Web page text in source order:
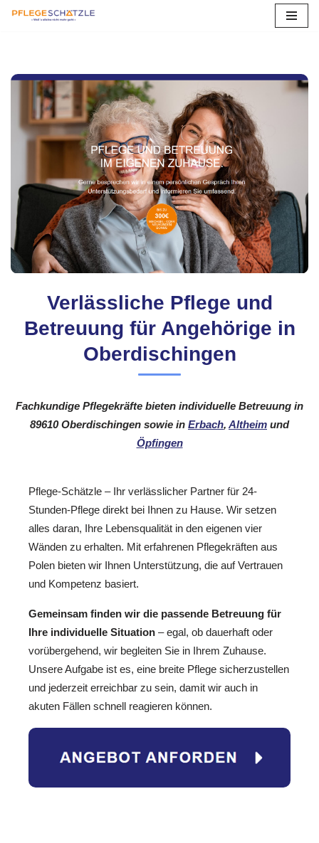
springen
Verlässliche Pflege und
Betreuung für Angehörige in
Oberdischingen
Fachkundige Pflegekräfte bieten individuelle Betreuung in
89610 Oberdischingen sowie in Erbach, Altheim und
Öpfingen
Pflege-Schätzle – Ihr verlässlicher Partner für 24-
Stunden-Pflege direkt bei Ihnen zu Hause. Wir setzen
alles daran, Ihre Lebensqualität in den eigenen vier
Wänden zu erhalten. Mit erfahrenen Pflegekräften aus
Polen bieten wir Ihnen Unterstützung, die auf Vertrauen
und Kompetenz basiert.
Gemeinsam finden wir die passende Betreuung für
Ihre individuelle Situation – egal, ob dauerhaft oder
vorübergehend, wir begleiten Sie in Ihrem Zuhause.
Unsere Aufgabe ist es, eine breite Pflege sicherzustellen
und jederzeit erreichbar zu sein, damit wir auch in
akuten Fällen schnell reagieren können.